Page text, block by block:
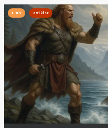
Plus artiklar